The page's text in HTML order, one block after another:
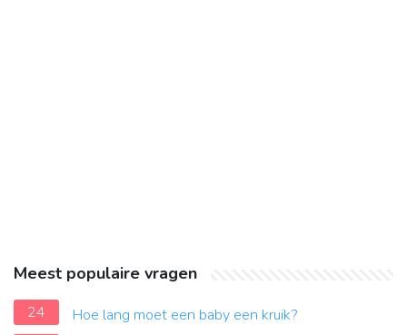
Meest populaire vragen
24
Hoe lang moet een baby een kruik?